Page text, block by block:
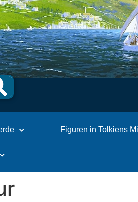
Figuren in Tolkiens